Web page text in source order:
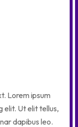
Lorem ipsum
elit. Ut elit tellus,
dapibus leo.